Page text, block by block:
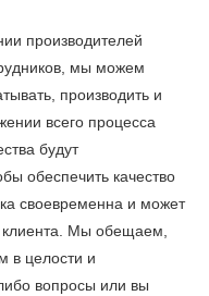
производителей
мы можем
производить и
всего процесса
будут
обеспечить качество
своевременна и может
клиента. Мы обещаем,
в целости и
вопросы или вы